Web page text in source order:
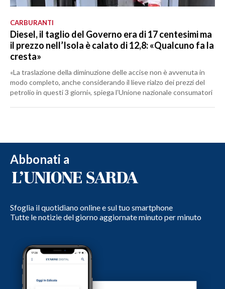
CARBURANTI
Diesel, il taglio del Governo era di 17 centesimi ma
il prezzo nell’Isola è calato di 12,8: «Qualcuno fa la
cresta»
«La traslazione della diminuzione delle accise non è avvenuta in
modo completo, anche considerando il lieve rialzo dei prezzi del
petrolio in questi 3 giorni», spiega l’Unione nazionale consumatori
Abbonati a
Sfoglia il quotidiano online e sul tuo smartphone
Tutte le notizie del giorno aggiornate minuto per minuto